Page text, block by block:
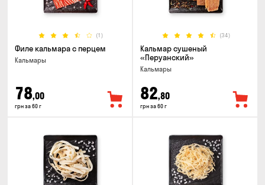
(1)
Филе кальмара с перцем
Кальмары
78,00
грн за 60 г
(34)
Кальмар сушеный
«Перуанский»
Кальмары
82,80
грн за 60 г